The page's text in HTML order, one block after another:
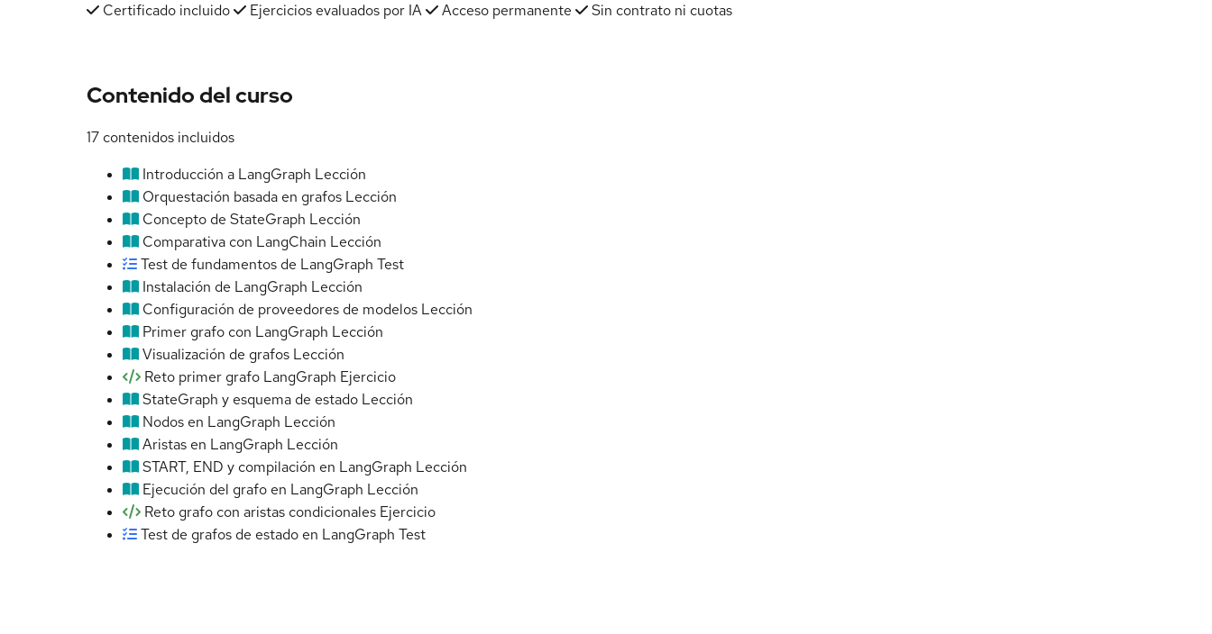
Certificado incluido
Ejercicios evaluados por IA Acceso permanente Sin contrato ni cuotas
Contenido del curso
17 contenidos incluidos
Introducción a LangGraph Lección
Orquestación basada en grafos Lección
Concepto de StateGraph Lección
Comparativa con LangChain Lección
Test de fundamentos de LangGraph Test
Instalación de LangGraph Lección
Configuración de proveedores de modelos Lección
Primer grafo con LangGraph Lección
Visualización de grafos Lección
Reto primer grafo LangGraph Ejercicio
StateGraph y esquema de estado Lección
Nodos en LangGraph Lección
Aristas en LangGraph Lección
START, END y compilación en LangGraph Lección
Ejecución del grafo en LangGraph Lección
Reto grafo con aristas condicionales Ejercicio
Test de grafos de estado en LangGraph Test